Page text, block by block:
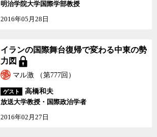
明治学院大学国際学部教授
2016年05月28日
イランの国際舞台復帰で変わる中東の勢
力図
マル激 （第777回）
ゲスト
高橋和夫
放送大学教授・国際政治学者
2016年02月27日